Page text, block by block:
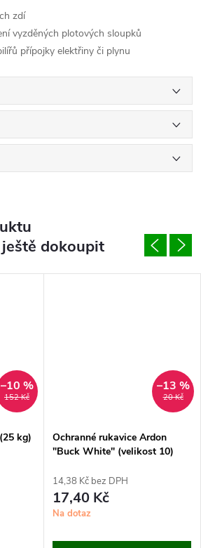
zdí
vyzděných plotových sloupků
přípojky elektřiny či plynu
dokoupit
152 Kč
–10 %
kg)
20 Kč
–13 %
Ochranné rukavice Ardon
"Buck White" (velikost 10)
14,38 Kč bez DPH
17,40 Kč
Na dotaz